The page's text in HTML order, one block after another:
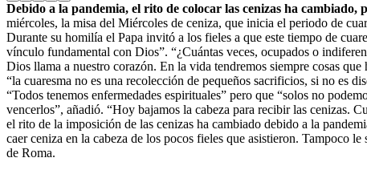
Debido a la pandemia, el rito de colocar las cenizas ha
miércoles, la misa del Miércoles de ceniza, que inicia el periodo de
Durante su homilía el Papa invitó a los fieles a que este tiempo de
vínculo fundamental con Dios”. “¿Cuántas veces, ocupados o
Dios llama a nuestro corazón. En la vida tendremos siempre cosas
“la cuaresma no es una recolección de pequeños sacrificios, si no es
“Todos tenemos enfermedades espirituales” pero que “solos no
vencerlos”, añadió. “Hoy bajamos la cabeza para recibir las cenizas.
el rito de la imposición de las cenizas ha cambiado debido a la
caer ceniza en la cabeza de los pocos fieles que asistieron. Tampoco
de Roma.